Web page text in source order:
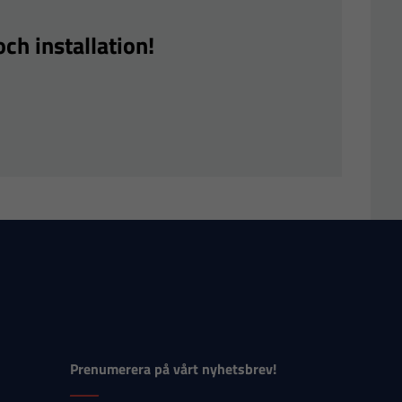
installation!
Prenumerera på vårt nyhetsbrev!